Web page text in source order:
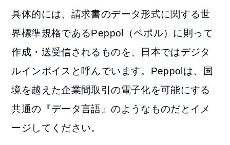
具体的には、請求書のデータ形式に関する世
界標準規格であるPeppol（ペポル）に則って
作成・送受信されるものを、日本ではデジタ
ルインボイスと呼んでいます。Peppolは、国
境を越えた企業間取引の電子化を可能にする
共通の『データ言語』のようなものだとイメ
ージしてください。